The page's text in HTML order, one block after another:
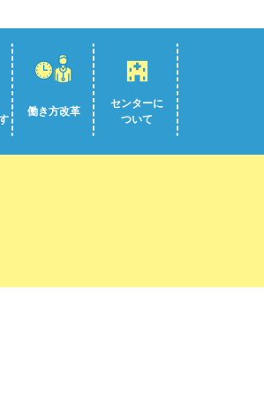
働き方改革
センターに
ついて